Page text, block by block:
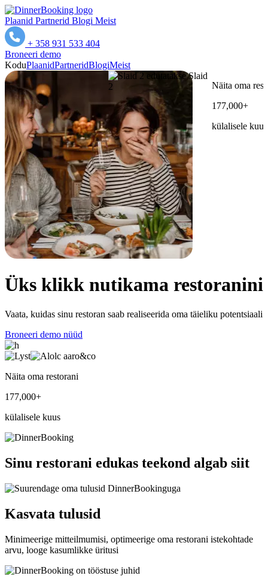
Plaanid Partnerid Blogi Meist
+ 358 931 533 404
Broneeri demo
KoduPlaanidPartneridBlogiMeist
Näita oma restorani
177,000+
külalisele kuus
Üks klikk nutikama restoranini
Vaata, kuidas sinu restoran saab realiseerida oma täieliku potentsiaali
Broneeri demo nüüd
Näita oma restorani
177,000+
külalisele kuus
Sinu restorani edukas teekond algab siit
Kasvata tulusid
Minimeerige mitteilmumisi, optimeerige oma restorani istekohtade
arvu, looge kasumlikke üritusi